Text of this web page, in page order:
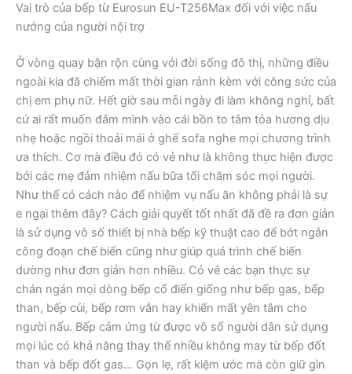
Vai trò của bếp từ Eurosun EU-T256Max đối với việc nấu
nướng của người nội trợ
Ở vòng quay bận rộn cùng với đời sống đô thị, những điều
ngoài kia đã chiếm mất thời gian rảnh kèm với công sức của
chị em phụ nữ. Hết giờ sau mỗi ngày đi làm không nghỉ, bất
cứ ai rất muốn đắm mình vào cái bồn to tắm tỏa hương dịu
nhẹ hoặc ngồi thoải mái ở ghế sofa nghe mọi chương trình
ưa thích. Cơ mà điều đó có vẻ như là không thực hiện được
bởi các mẹ đảm nhiệm nấu bữa tối chăm sóc mọi người.
Như thế có cách nào để nhiệm vụ nấu ăn không phải là sự
e ngại thêm đây? Cách giải quyết tốt nhất đã đề ra đơn giản
là sử dụng vô số thiết bị nhà bếp kỹ thuật cao để bớt ngắn
công đoạn chế biến cũng như giúp quá trình chế biến
dường như đơn giản hơn nhiều. Có vẻ các bạn thực sự
chán ngán mọi dòng bếp cổ điển giống như bếp gas, bếp
than, bếp củi, bếp rơm vẫn hay khiến mất yên tâm cho
người nấu. Bếp cảm ứng từ được vô số người dân sử dụng
mọi lúc có khả năng thay thế nhiều không may từ bếp đốt
than và bếp đốt gas… Gọn lẹ, rất kiệm ước mà còn giữ gìn